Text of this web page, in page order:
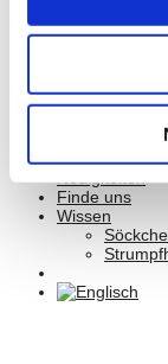
Widerruf
Finde uns
Wissen